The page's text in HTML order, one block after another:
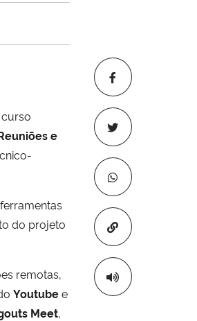
Copiar para
e
do projeto
remotas,
Youtubee
Meet,